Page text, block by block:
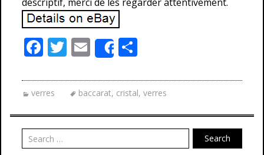
F
e
b
o
o
T
itt
er
E
m
ai
l
Share
ta
g
er
verres baccarat, cristal, verres
Search